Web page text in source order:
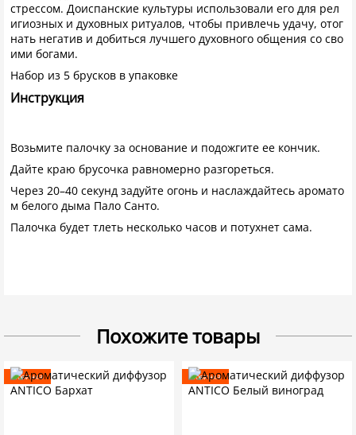
стрессом. Доиспанские культуры использовали его для рел
игиозных и духовных ритуалов, чтобы привлечь удачу, отог
нать негатив и добиться лучшего духовного общения со сво
ими богами.
Набор из 5 брусков в упаковке
Инструкция
Возьмите палочку за основание и подожгите ее кончик.
Дайте краю брусочка равномерно разгореться.
Через 20–40 секунд задуйте огонь и наслаждайтесь аромато
м белого дыма Пало Санто.
Палочка будет тлеть несколько часов и потухнет сама.
Похожите товары
Новинка Новинка